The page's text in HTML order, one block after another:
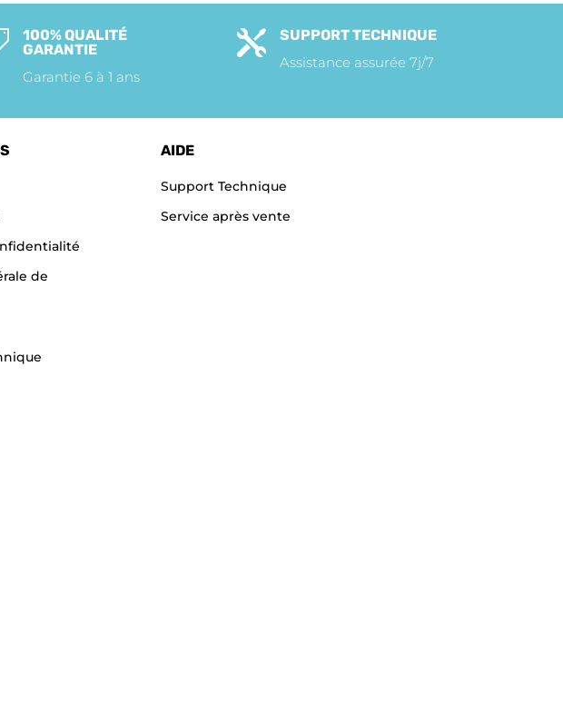
100% QUALITÉ
GARANTIE
Garantie 6 à 1 ans

SUPPORT TECHNIQUE
Assistance assurée 7j/7
de
AIDE
Support Technique
Service après vente